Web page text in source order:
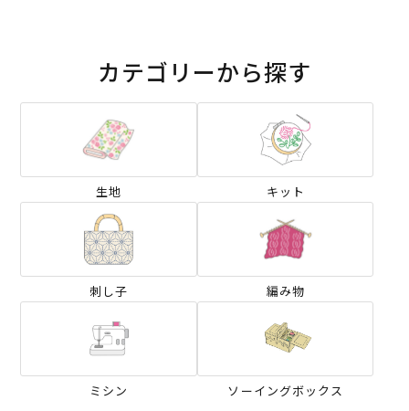
カテゴリーから探す
生地 キット
刺し子 編み物
ミシン ソーイングボックス